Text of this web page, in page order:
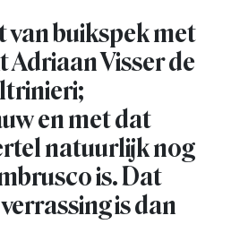
van buikspek met
Visser de
en met dat
natuurlijk nog
is. Dat
is dan